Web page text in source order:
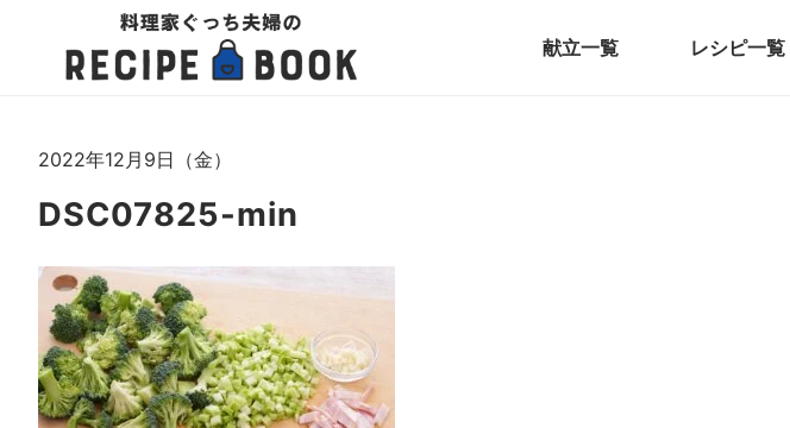
献立一覧 レシピ一覧
2022年12月9日（金）
DSC07825-min